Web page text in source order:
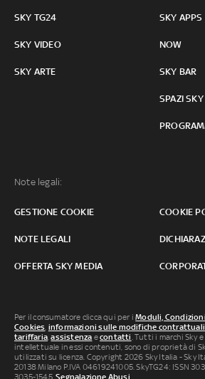
SKY TG24
SKY VIDEO
SKY ARTE
SKY APPS
NOW
SKY BAR
SPAZI SKY
Note legali:
GESTIONE COOKIE COOKIE
NOTE LEGALI
OFFERTA SKY MEDIA
Per il consumatore clicca qui per iModuli,
Cookies, informazioni sulle modifiche contrattuali
tariffaria,assistenza econtatti. Tutti i marchi Sky
intellettuale in essi contenuti, sono di proprietà di
utilizzati su licenza. Copyright 2026 Sky Italia - Sky
20138 Milano P.IVA 04619241005. SkyTG24: ISSN
3035-1545.Segnalazione Abusi